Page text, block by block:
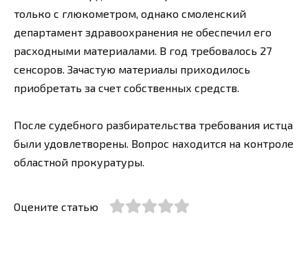
только с глюкометром, однако смоленский
департамент здравоохранения не обеспечил его
расходными материалами. В год требовалось 27
сенсоров. Зачастую материалы приходилось
приобретать за счет собственных средств.
После судебного разбирательства требования истца
были удовлетворены. Вопрос находится на контроле
областной прокуратуры.
Оцените статью